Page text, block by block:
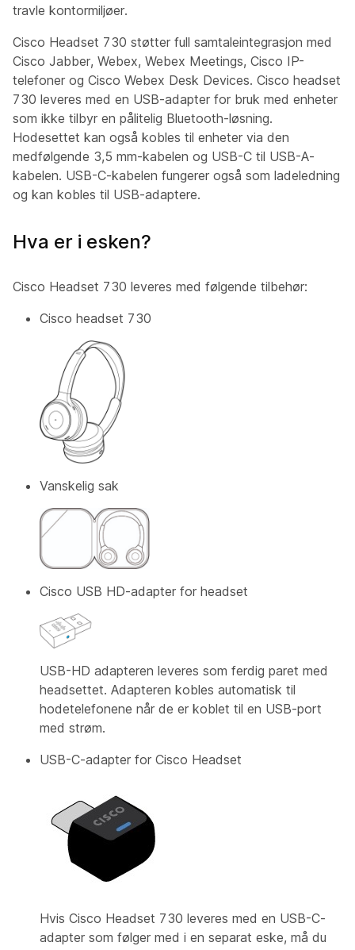
travle kontormiljøer.
Cisco Headset 730 støtter full samtaleintegrasjon med
Cisco Jabber, Webex, Webex Meetings, Cisco IP-
telefoner og Cisco Webex Desk Devices. Cisco headset
730 leveres med en USB-adapter for bruk med enheter
som ikke tilbyr en pålitelig Bluetooth-løsning.
Hodesettet kan også kobles til enheter via den
medfølgende 3,5 mm-kabelen og USB-C til USB-A-
kabelen. USB-C-kabelen fungerer også som ladeledning
og kan kobles til USB-adaptere.
Hva er i esken?
Cisco Headset 730 leveres med følgende tilbehør:
Cisco headset 730
Vanskelig sak
Cisco USB HD-adapter for headset
USB-HD adapteren leveres som ferdig paret med
headsettet. Adapteren kobles automatisk til
hodetelefonene når de er koblet til en USB-port
med strøm.
USB-C-adapter for Cisco Headset
Hvis Cisco Headset 730 leveres med en USB-C-
adapter som følger med i en separat eske, må du